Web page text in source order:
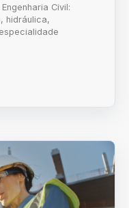
Civil:
hidráulica,